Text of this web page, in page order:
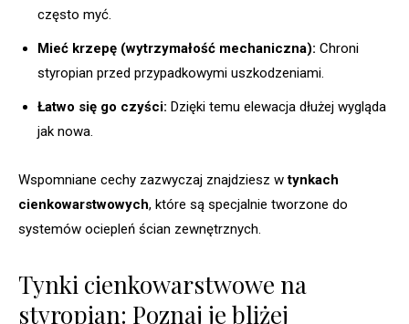
często myć.
Mieć krzepę (wytrzymałość mechaniczna): Chroni
styropian przed przypadkowymi uszkodzeniami.
Łatwo się go czyści: Dzięki temu elewacja dłużej wygląda
jak nowa.
Wspomniane cechy zazwyczaj znajdziesz wtynkach
cienkowarstwowych, które są specjalnie tworzone do
systemów ociepleń ścian zewnętrznych.
Tynki cienkowarstwowe na
styropian: Poznaj je bliżej